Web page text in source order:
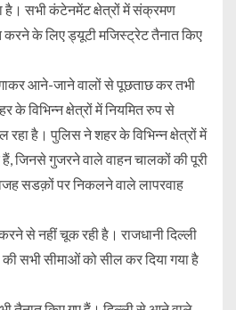
है। सभी कंटेनमेंट क्षेत्रों में संक्रमण
करने के लिए ड्यूटी मजिस्ट्रेट तैनात किए
आने-जाने वालों से पूछताछ कर तभी
के विभिन्न क्षेत्रों में नियमित रुप से
है। पुलिस ने शहर के विभिन्न क्षेत्रों में
जिनसे गुजरने वाले वाहन चालकों की पूरी
सडक़ों पर निकलने वाले लापरवाह
से नहीं चूक रही है। राजधानी दिल्ली
की सभी सीमाओं को सील कर दिया गया है